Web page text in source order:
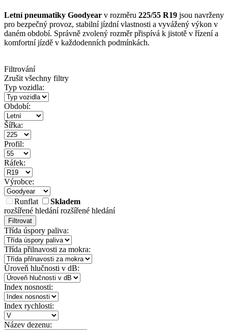
Letní pneumatiky Goodyear v rozměru 225/55 R19 jsou navrženy
pro bezpečný provoz, stabilní jízdní vlastnosti a vyvážený výkon v
daném období. Správně zvolený rozměr přispívá k jistotě v řízení a
komfortní jízdě v každodenních podmínkách.
Filtrování
Zrušit všechny filtry
Typ vozidla:
Období:
Šířka:
Profil:
Ráfek:
Výrobce:
Runflat
Skladem
rozšířené hledánírozšířené hledání
Filtrovat
Třída úspory paliva:
Třída přilnavosti za mokra:
Úroveň hlučnosti v dB:
Index nosnosti:
Index rychlosti:
Název dezenu: